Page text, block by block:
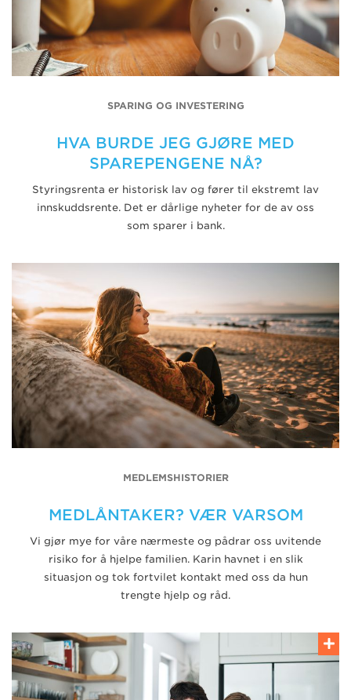
SPARING OG INVESTERING
HVA BURDE JEG GJØRE MED
SPAREPENGENE NÅ?
Styringsrenta er historisk lav og fører til ekstremt lav
innskuddsrente. Det er dårlige nyheter for de av oss
som sparer i bank.
MEDLEMSHISTORIER
MEDLÅNTAKER? VÆR VARSOM
Vi gjør mye for våre nærmeste og pådrar oss uvitende
risiko for å hjelpe familien. Karin havnet i en slik
situasjon og tok fortvilet kontakt med oss da hun
trengte hjelp og råd.